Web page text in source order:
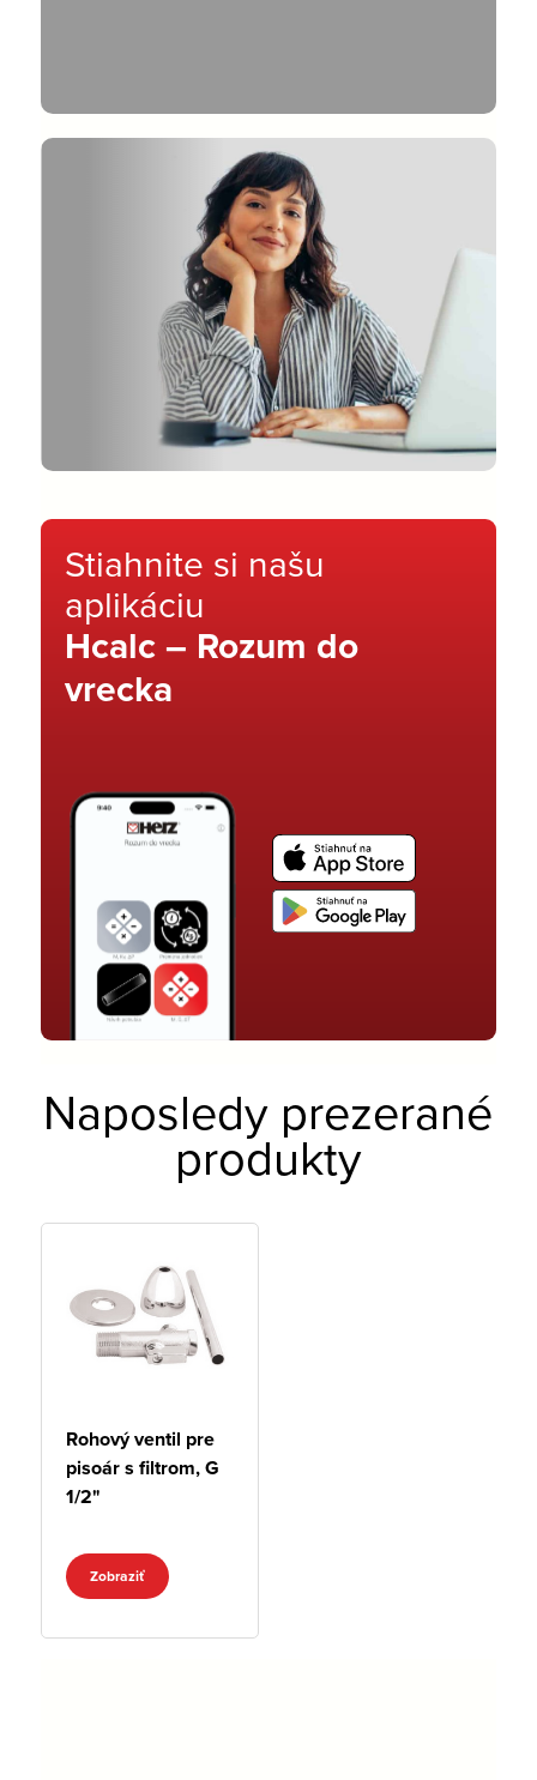
Stiahnite si našu
aplikáciu
Hcalc – Rozum do
vrecka
Naposledy prezerané
produkty
Rohový ventil pre
pisoár s filtrom, G
1/2"
Zobraziť